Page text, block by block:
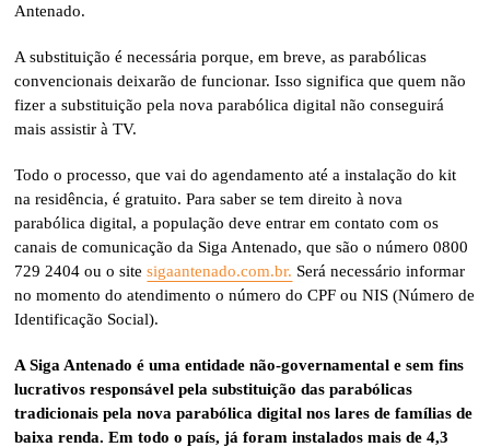
Antenado.
A substituição é necessária porque, em breve, as parabólicas
convencionais deixarão de funcionar. Isso significa que quem não
fizer a substituição pela nova parabólica digital não conseguirá
mais assistir à TV.
Todo o processo, que vai do agendamento até a instalação do kit
na residência, é gratuito. Para saber se tem direito à nova
parabólica digital, a população deve entrar em contato com os
canais de comunicação da Siga Antenado, que são o número 0800
729 2404 ou o sitesigaantenado.com.br. Será necessário informar
no momento do atendimento o número do CPF ou NIS (Número de
Identificação Social).
A Siga Antenado é uma entidade não-governamental e sem fins
lucrativos responsável pela substituição das parabólicas
tradicionais pela nova parabólica digital nos lares de famílias de
baixa renda. Em todo o país, já foram instalados mais de 4,3